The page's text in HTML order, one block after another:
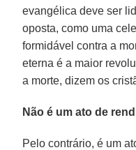
evangélica deve ser
oposta, como uma
formidável contra a
eterna é a maior
a morte, dizem os
Não é um ato de
Pelo contrário, é um